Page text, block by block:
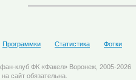
Программки Статистика Фотки
клуб ФК «Факел» Воронеж, 2005-2026
сайт обязательна.